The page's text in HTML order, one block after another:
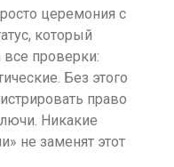
церемония с
который
проверки:
Без этого
право
Никакие
не заменят этот